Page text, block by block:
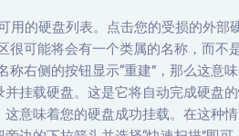
用的硬盘列表。点击您的受损的外部
很可能将会有一个类属的名称，而不
右侧的按钮显示“重建”，那么这意
并挂载硬盘。这是它将自动完成硬盘
这意味着您的硬盘成功挂载。在这种